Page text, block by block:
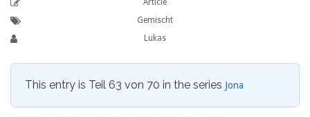
Article
Gemischt
Lukas
This entry is Teil 63 von 70 in the series Jona